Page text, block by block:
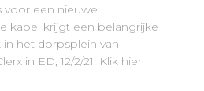
een nieuwe
kapel krijgt een belangrijke
het dorpsplein van
in ED, 12/2/21. Klik hier